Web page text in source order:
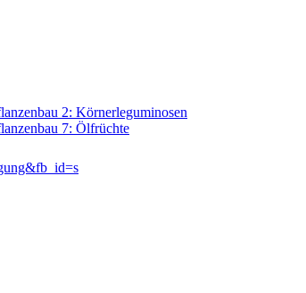
2: Körnerleguminosen
7: Ölfrüchte